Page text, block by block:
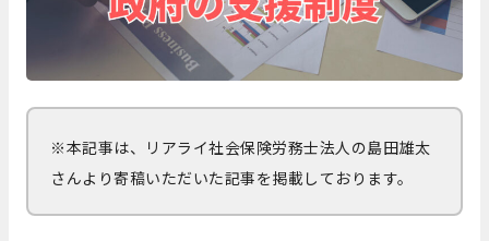
※本記事は、リアライ社会保険労務士法人の島田雄太
さんより寄稿いただいた記事を掲載しております。